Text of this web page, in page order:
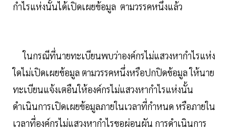
กำไรแห่งนั้นได้เปิดเผยข้อมูล ตามวรรคหนึ่งแล้ว
ในกรณีที่นายทะเบียนพบว่าองค์กรไม่แสวงหากำไรแห่ง
ใดไม่เปิดเผยข้อมูล ตามวรรคหนึ่งหรือปกปิดข้อมูล ให้นาย
ทะเบียนแจ้งเตอืนให้องค์กรไม่แสวงหากำไรแห่งนั้น
ดำเนินการเปิดเผยข้อมูลภายในเวลาที่กำหนด หรือภายใน
เวลาที่องค์กรไม่แสวงหากำไรขอผ่อนผัน การดำเนินการ